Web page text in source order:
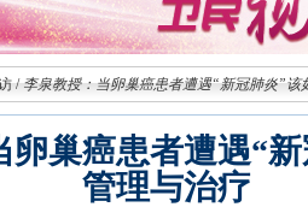
/ 李泉教授：当卵巢癌患者遭遇“新冠肺炎”该
卵巢癌患者遭遇“
管理与治疗